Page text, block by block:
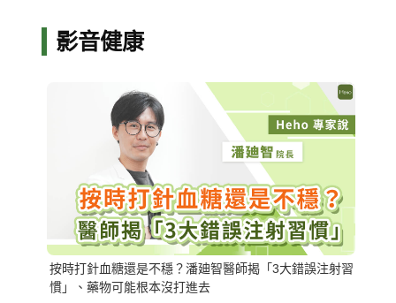
影音健康
按時打針血糖還是不穩？潘廸智醫師揭「3大錯誤注射習
慣」、藥物可能根本沒打進去